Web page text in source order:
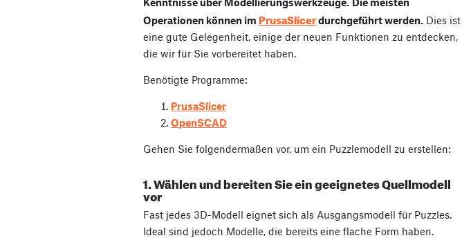
Operationen können im PrusaSlicerdurchgeführt werden. Dies ist
eine gute Gelegenheit, einige der neuen Funktionen zu entdecken,
die wir für Sie vorbereitet haben.
Benötigte Programme:
PrusaSlicer
OpenSCAD
Gehen Sie folgendermaßen vor, um ein Puzzlemodell zu erstellen:
1. Wählen und bereiten Sie ein geeignetes Quellmodell
vor
Fast jedes 3D-Modell eignet sich als Ausgangsmodell für Puzzles.
Ideal sind jedoch Modelle, die bereits eine flache Form haben.